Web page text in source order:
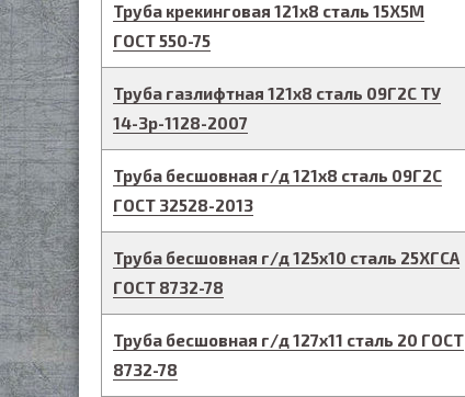
Труба крекинговая 121х8 сталь 15Х5М
ГОСТ 550-75
Труба газлифтная 121х8 сталь 09Г2С ТУ
14-3р-1128-2007
Труба бесшовная г/д121х8 сталь 09Г2С
ГОСТ 32528-2013
Труба бесшовная г/д125х10 сталь 25ХГСА
ГОСТ 8732-78
Труба бесшовная г/д127х11 сталь 20 ГОСТ
8732-78